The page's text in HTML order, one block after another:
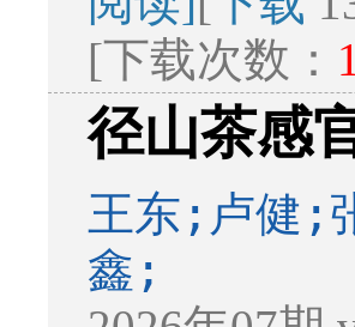
[下载次数：
径山茶感
王东;卢健;
鑫;